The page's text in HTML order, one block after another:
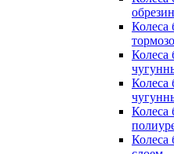
Колеса
Колеса
Колеса
Колеса
Колеса